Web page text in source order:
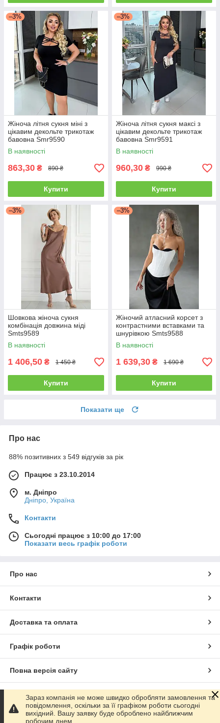
–3%
Жіноча літня сукня міні з
цікавим декольте трикотаж
бавовна Smr9590
В наявності
863,30 ₴ 890 ₴
Купити
–3%
Жіноча літня сукня максі з
цікавим декольте трикотаж
бавовна Smr9591
В наявності
960,30 ₴ 990 ₴
Купити
–3%
Шовкова жіноча сукня
комбінація довжина міді
Smts9589
В наявності
1 406,50 ₴ 1 450 ₴
Купити
–3%
Жіночий атласний корсет з
контрастними вставками та
шнурівкою Smts9588
В наявності
1 639,30 ₴ 1 690 ₴
Купити
Показати ще
Про нас
88% позитивних з 549 відгуків за рік
Працює з 23.10.2014
м. Дніпро
Дніпро, Україна
Контакти
Сьогодні працює з 10:00 до 17:00
Показати весь графік роботи
Про нас
Контакти
Доставка та оплата
Графік роботи
Повна версія сайту
Сайт створено на маркетплейсіProm.ua
Політика конфіденційності
Зараз компанія не може швидко обробляти замовлення та
повідомлення, оскільки за її графіком роботи сьогодні
вихідний. Вашу заявку буде оброблено найближчим
робочим днем.